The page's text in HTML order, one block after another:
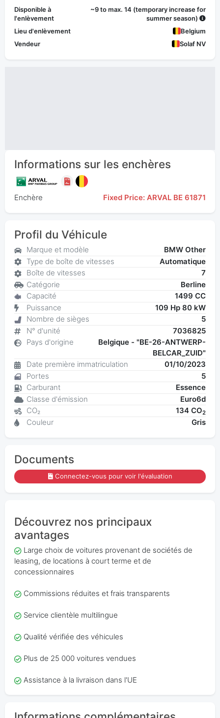
Disponible à
l'enlèvement
~9 to max. 14 (temporary increase for
summer season)
Lieu d'enlèvement
Belgium
Vendeur
Solaf NV
Informations sur les enchères
Enchère Fixed Price: ARVAL BE 61871
Profil du Véhicule
Marque et modèle
BMW Other
Type de boîte de vitesses
Automatique
Boîte de vitesses
7
Catégorie
Berline
Capacité
1499 CC
Puissance
109 Hp 80 kW
Nombre de sièges
5
N° d'unité
7036825
Pays d'origine
Belgique - "BE-26-ANTWERP-
BELCAR_ZUID"
Date première immatriculation
01/10/2023
Portes
5
Carburant
Essence
Classe d'émission
Euro6d
CO₂
134 CO2
Couleur Gris
Documents
Connectez-vous pour voir l'évaluation
Découvrez nos principaux
avantages
Large choix de voitures provenant de sociétés de
leasing, de locations à court terme et de
concessionnaires
Commissions réduites et frais transparents
Service clientèle multilingue
Qualité vérifiée des véhicules
Plus de 25 000 voitures vendues
Assistance à la livraison dans l'UE